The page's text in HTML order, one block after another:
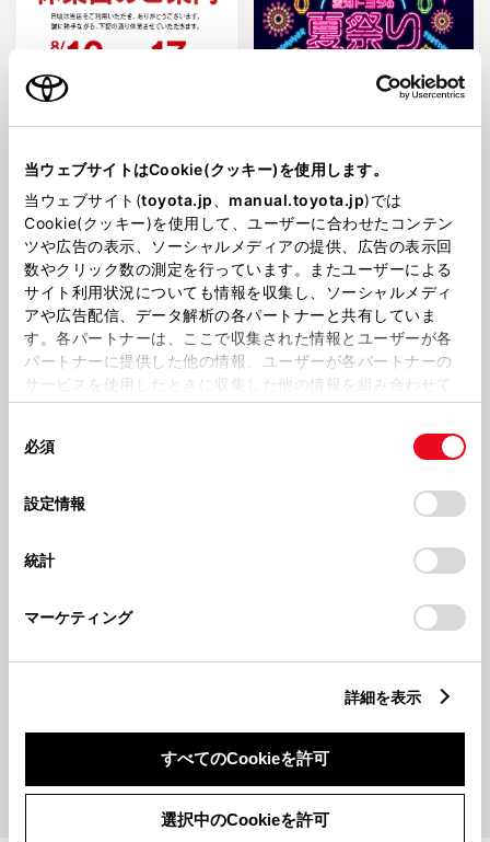
当ウェブサイトはCookie(クッキー)を使用します。
当ウェブサイト(toyota.jp manual.toyota.jp)では
Cookie(クッキー)を使用して、ユーザーに合わせたコンテン
ツや広告の表示、ソーシャルメディアの提供、広告の表示回
数やクリック数の測定を行っています。またユーザーによる
サイト利用状況についても情報を収集し、ソーシャルメディ
アや広告配信、データ解析の各パートナーと共有していま
す。各パートナーは、ここで収集された情報とユーザーが各
パートナーに提供した他の情報、ユーザーが各パートナーの
サービスを使用したときに収集した他の情報を組み合わせて
使用することがあります。当ウェブサイトの使用を続行する
デバイスにすべてのCookie(クッキー)が保存されることに同
意したことになります。Cookie(クッキー)のオプトアウト、
設定の変更、同意を撤回したりするにあたっては、当社の
「Cookie（クッキー）情報の取り扱いについて
」をご覧くだ
必須
設定情報
統計
マーケティング
詳細を表示
すべてのCookieを許可
選択中のCookieを許可
202687
🏝
2026630
202662 2026531